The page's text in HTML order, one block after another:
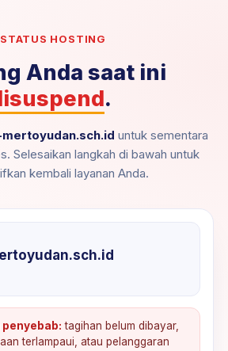
STATUS HOSTING
Anda saat ini
.
untuk sementara
Selesaikan langkah di bawah untuk
kembali layanan Anda.
penyebab: tagihan belum dibayar,
terlampaui, atau pelanggaran